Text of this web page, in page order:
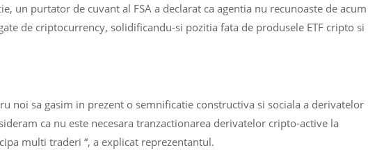
un purtator de cuvant al FSA a declarat ca agentia nu recunoaste de acum
de criptocurrency, solidificandu-si pozitia fata de produsele ETF cripto si
noi sa gasim in prezent o semnificatie constructiva si sociala a derivatelor
ca nu este necesara tranzactionarea derivatelor cripto-active la
multi traderi “, a explicat reprezentantul.